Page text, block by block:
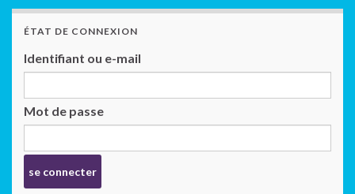
ÉTAT DE CONNEXION
Identifiant ou e-mail
Mot de passe